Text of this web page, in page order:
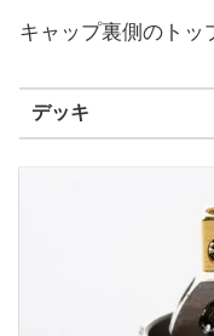
キャップ裏側のトッ
デッキ